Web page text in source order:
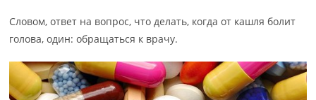
Словом, ответ на вопрос, что делать, когда от кашля болит
голова, один: обращаться к врачу.